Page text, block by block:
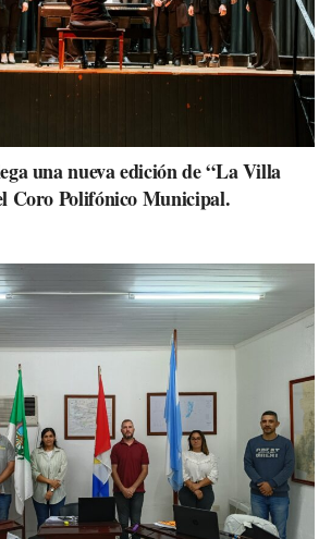
una nueva edición de “La Villa
Coro Polifónico Municipal.